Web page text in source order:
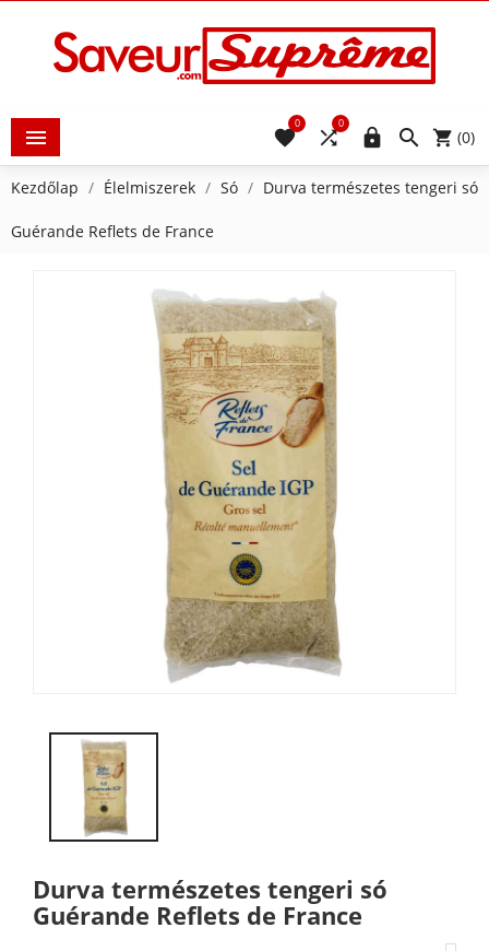
  (0)


0

0
Kezdőlap Élelmiszerek Só Durva természetes tengeri só
Guérande Reflets de France
Durva természetes tengeri só
Guérande Reflets de France